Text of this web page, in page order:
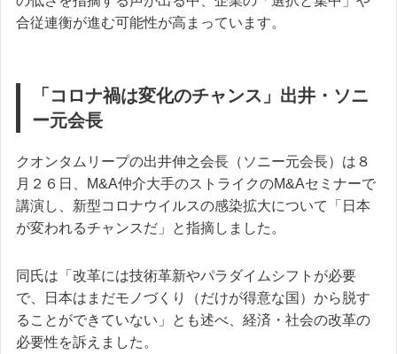
合従連衡が進む可能性が高まっています。
「コロナ禍は変化のチャンス」出井・ソニ
ー元会長
クオンタムリープの出井伸之会長（ソニー元会長）は８
月２６日、M&A仲介大手のストライクのM&Aセミナーで
講演し、新型コロナウイルスの感染拡大について「日本
が変われるチャンスだ」と指摘しました。
同氏は「改革には技術革新やパラダイムシフトが必要
で、日本はまだモノづくり（だけが得意な国）から脱す
ることができていない」とも述べ、経済・社会の改革の
必要性を訴えました。